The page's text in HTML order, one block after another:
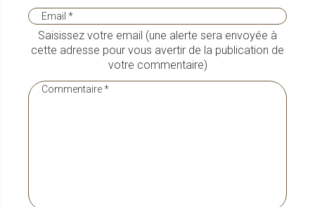
Saisissez votre email (une alerte sera envoyée à
cette adresse pour vous avertir de la publication de
votre commentaire)